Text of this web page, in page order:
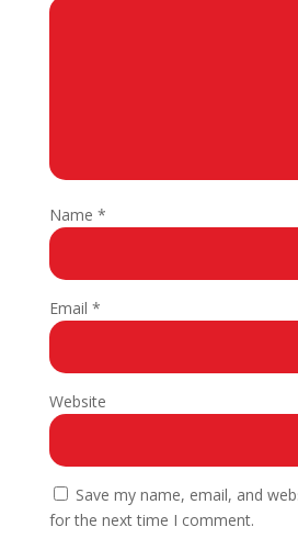
Name *
Email *
Website
Save my name, email, and
for the next time I comment.